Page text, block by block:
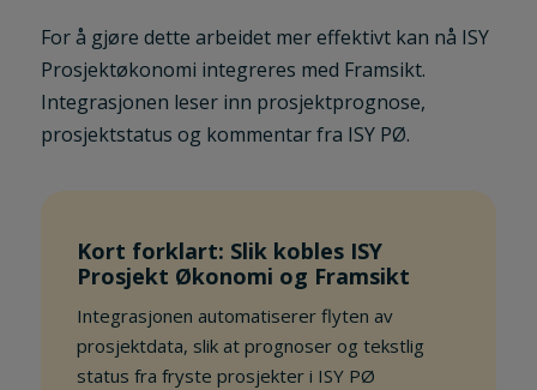
For å gjøre dette arbeidet mer effektivt kan nå ISY
Prosjektøkonomi integreres med Framsikt.
Integrasjonen leser inn prosjektprognose,
prosjektstatus og kommentar fra ISY PØ.
Kort forklart: Slik kobles ISY
Prosjekt Økonomi og Framsikt
Integrasjonen automatiserer flyten av
prosjektdata, slik at prognoser og tekstlig
status fra fryste prosjekter i ISY PØ